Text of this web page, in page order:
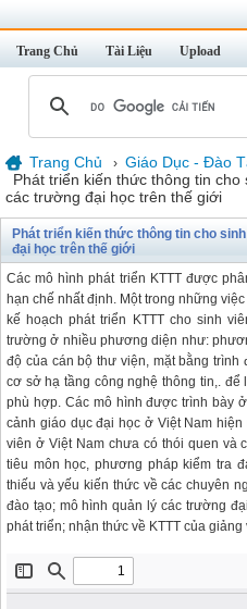
Trang Chủ Tài Liệu Upload
Trang Chủ › Giáo Dục - Đào
Phát triển kiến thức thông tin
các trường đại học trên thế giới
Phát triển kiến thức thông tin cho
đại học trên thế giới
Các mô hình phát triển KTTT được
hạn chế nhất định. Một trong những
kế hoạch phát triển KTTT cho sinh
trường ở nhiều phương diện như:
độ của cán bộ thư viện, mặt bằng
cơ sở hạ tầng công nghệ thông tin,.
phù hợp. Các mô hình được trình bày
cảnh giáo dục đại học ở Việt Nam
viên ở Việt Nam chưa có thói quen và
tiêu môn học, phương pháp kiểm tra
thiếu và yếu kiến thức về các chuyên
đào tạo; mô hình quản lý các trường
phát triển; nhận thức về KTTT của